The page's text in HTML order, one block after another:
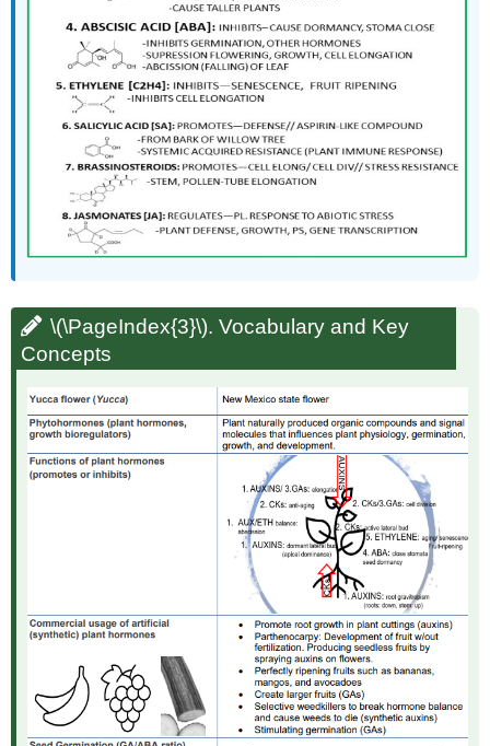
\(\PageIndex{3}\). Vocabulary and Key
Concepts